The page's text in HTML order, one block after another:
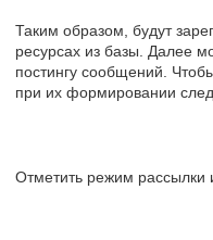
Таким образом, будут
ресурсах из базы. Далее
постингу сообщений.
при их формировании
Отметить режим рассылки